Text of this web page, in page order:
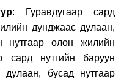
: Гуравдугаар сард
дунджаас дулаан,
нутгаар олон жилийн
сард нутгийн баруун
бусад нутгаар